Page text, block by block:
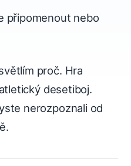
připomenout nebo
proč. Hra
desetiboj.
nerozpoznali od